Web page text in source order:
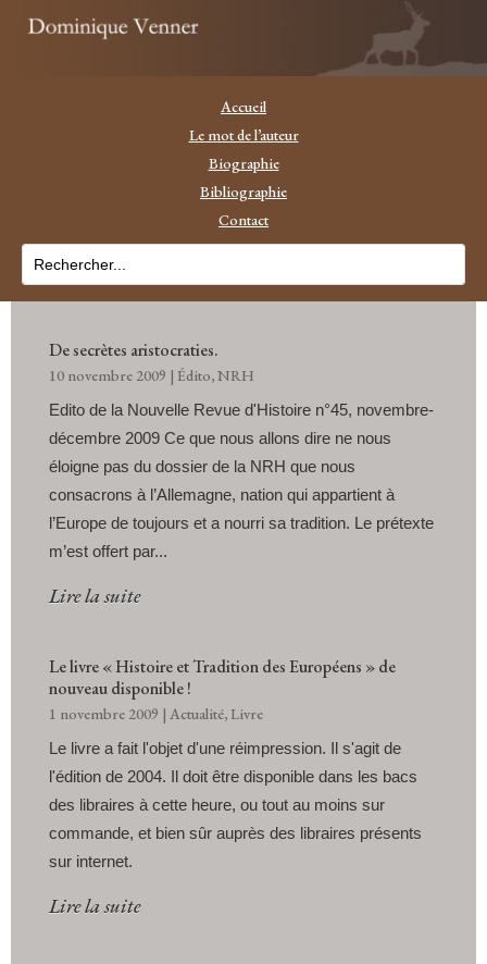
Accueil
Le mot de l’auteur
Biographie
Bibliographie
Contact
De secrètes aristocraties.
10 novembre 2009 | Édito,NRH
Edito de la Nouvelle Revue d'Histoire n°45, novembre-
décembre 2009 Ce que nous allons dire ne nous
éloigne pas du dossier de la NRH que nous
consacrons à l’Allemagne, nation qui appartient à
l’Europe de toujours et a nourri sa tradition. Le prétexte
m’est offert par...
Lire la suite
Le livre « Histoire et Tradition des Européens » de
nouveau disponible !
1 novembre 2009 | Actualité,Livre
Le livre a fait l'objet d'une réimpression. Il s'agit de
l'édition de 2004. Il doit être disponible dans les bacs
des libraires à cette heure, ou tout au moins sur
commande, et bien sûr auprès des libraires présents
sur internet.
Lire la suite